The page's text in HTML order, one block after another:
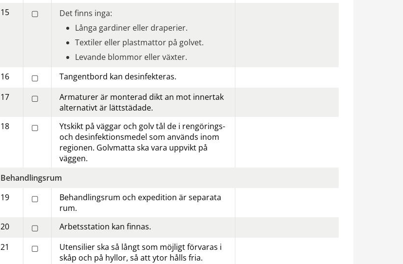
15
▢
Det finns inga:
Långa gardiner eller draperier.
Textiler eller plastmattor på golvet.
Levande blommor eller växter.
16
▢
Tangentbord kan desinfekteras.
17
▢
Armaturer är monterad dikt an mot inner­tak
alternativt är lätt­städade.
18
▢
Ytskikt på väggar och golv tål de i rengörings-
och desinfektions­medel som används inom
regionen. Golvmatta ska vara uppvikt på
väggen.
Behandlingsrum
19
▢
Behandlings­rum och expedition är separata
rum.
20
▢
Arbetsstation kan finnas.
21
▢
Utensilier ska så långt som möjligt förvaras i
skåp och på hyllor, så att ytor hålls fria.